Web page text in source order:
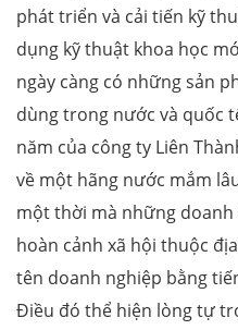
phát triển và cải tiến kỹ
dụng kỹ thuật khoa học
ngày càng có những sản
dùng trong nước và quốc
năm của công ty Liên
về một hãng nước mắm
một thời mà những
hoàn cảnh xã hội thuộc
tên doanh nghiệp bằng
Điều đó thể hiện lòng tự